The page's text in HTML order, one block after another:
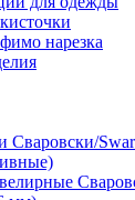
нарезка
Сваровски/